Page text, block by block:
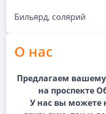
Бильярд, солярий
О нас
Предлагаем
на проспекте
У нас вы можете